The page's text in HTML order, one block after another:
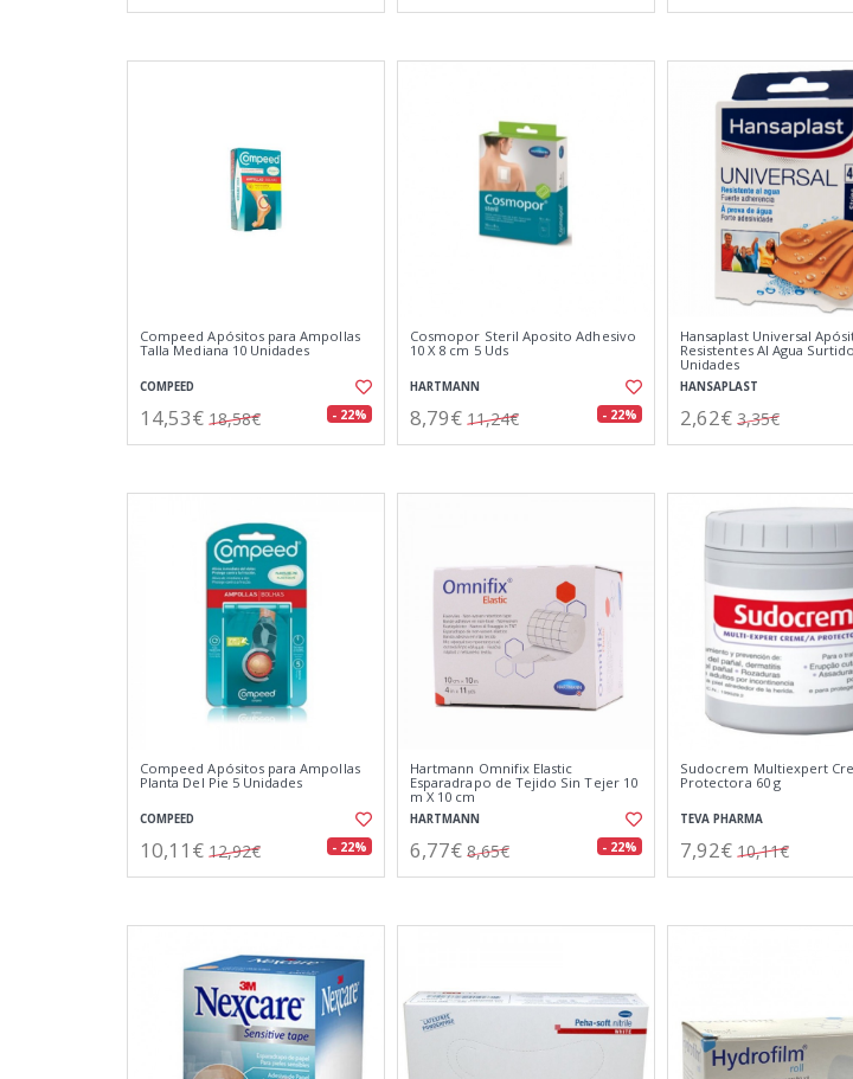
Compeed Apósitos para Ampollas
Talla Mediana 10 Unidades
COMPEED
14,53€ 18,58€ - 22%
Cosmopor Steril Aposito Adhesivo
10 X 8 cm 5 Uds
HARTMANN
8,79€ 11,24€ - 22%
Hansaplast Universal
Resistentes Al Agua
Unidades
HANSAPLAST
2,62€ 3,35€
Compeed Apósitos para Ampollas
Planta Del Pie 5 Unidades
COMPEED
10,11€ 12,92€ - 22%
Hartmann Omnifix Elastic
Esparadrapo de Tejido Sin Tejer 10
m X 10 cm
HARTMANN
6,77€ 8,65€ - 22%
Sudocrem Multiexpert
Protectora 60 g
TEVA PHARMA
7,92€ 10,11€